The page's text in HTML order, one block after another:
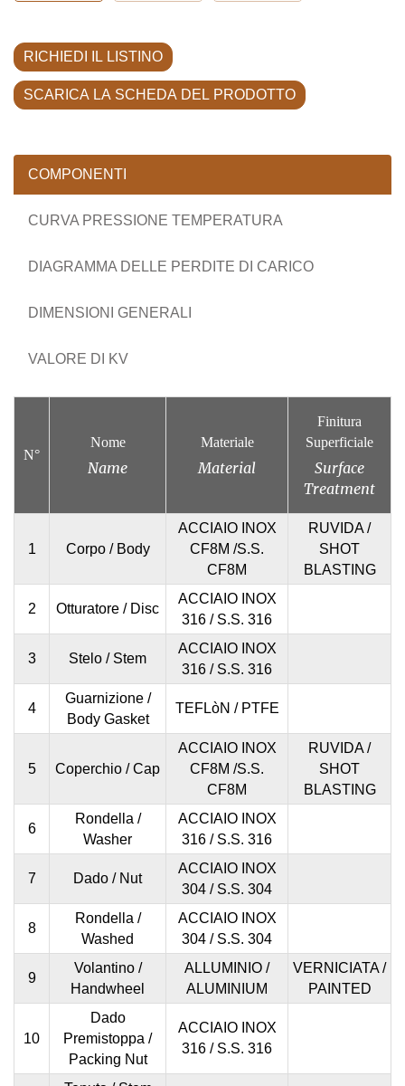
RICHIEDI IL LISTINO
SCARICA LA SCHEDA DEL PRODOTTO
COMPONENTI
CURVA PRESSIONE TEMPERATURA
DIAGRAMMA DELLE PERDITE DI CARICO
DIMENSIONI GENERALI
VALORE DI KV
N°
Nome
Name
Materiale
Material
Finitura
Superficiale
Surface
Treatment
1 Corpo / Body
ACCIAIO INOX
CF8M /S.S.
CF8M
RUVIDA /
SHOT
BLASTING
2 Otturatore / Disc
ACCIAIO INOX
316 / S.S. 316
3 Stelo / Stem
ACCIAIO INOX
316 / S.S. 316
4
Guarnizione /
Body Gasket
TEFLòN / PTFE
5 Coperchio / Cap
ACCIAIO INOX
CF8M /S.S.
CF8M
RUVIDA /
SHOT
BLASTING
6
Rondella /
Washer
ACCIAIO INOX
316 / S.S. 316
7 Dado / Nut
ACCIAIO INOX
304 / S.S. 304
8
Rondella /
Washed
ACCIAIO INOX
304 / S.S. 304
9
Volantino /
Handwheel
ALLUMINIO /
ALUMINIUM
VERNICIATA /
PAINTED
10
Dado
Premistoppa /
Packing Nut
ACCIAIO INOX
316 / S.S. 316